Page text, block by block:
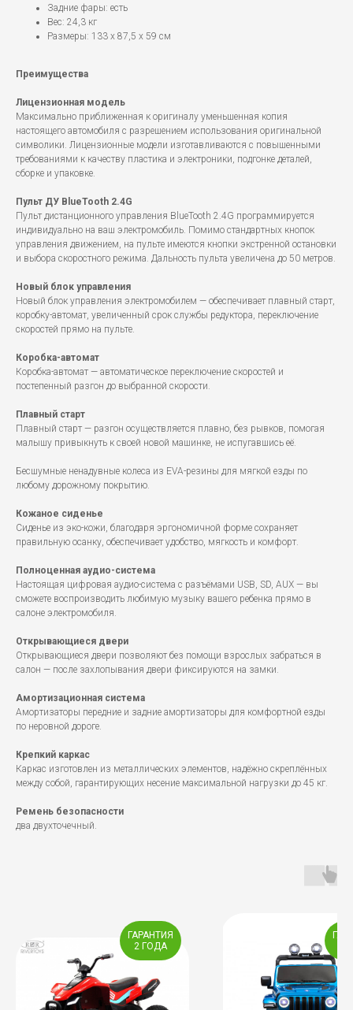
Задние фары: есть
Вес: 24,3 кг
Размеры: 133 х 87,5 х 59 см
Преимущества
Лицензионная модель
Максимально приближенная к оригиналу уменьшенная копия
настоящего автомобиля с разрешением использования оригинальной
символики. Лицензионные модели изготавливаются с повышенными
требованиями к качеству пластика и электроники, подгонке деталей,
сборке и упаковке.
Пульт ДУ BlueTooth 2.4G
Пульт дистанционного управления BlueTooth 2.4G программируется
индивидуально на ваш электромобиль. Помимо стандартных кнопок
управления движением, на пульте имеются кнопки экстренной остановки
и выбора скоростного режима. Дальность пульта увеличена до 50 метров.
Новый блок управления
Новый блок управления электромобилем — обеспечивает плавный старт,
коробку-автомат, увеличенный срок службы редуктора, переключение
скоростей прямо на пульте.
Коробка-автомат
Коробка-автомат — автоматическое переключение скоростей и
постепенный разгон до выбранной скорости.
Плавный старт
Плавный старт — разгон осуществляется плавно, без рывков, помогая
малышу привыкнуть к своей новой машинке, не испугавшись её.
Бесшумные ненадувные колеса из EVA-резины для мягкой езды по
любому дорожному покрытию.
Кожаное сиденье
Сиденье из эко-кожи, благодаря эргономичной форме сохраняет
правильную осанку, обеспечивает удобство, мягкость и комфорт.
Полноценная аудио-система
Настоящая цифровая аудио-система с разъёмами USB, SD, AUX — вы
сможете воспроизводить любимую музыку вашего ребенка прямо в
салоне электромобиля.
Открывающиеся двери
Открывающиеся двери позволяют без помощи взрослых забраться в
салон — после захлопывания двери фиксируются на замки.
Амортизационная система
Амортизаторы передние и задние амортизаторы для комфортной езды
по неровной дороге.
Крепкий каркас
Каркас изготовлен из металлических элементов, надёжно скреплённых
между собой, гарантирующих несение максимальной нагрузки до 45 кг.
Ремень безопасности
два двухточечный.
ГАРАНТИЯ
2 ГОДА